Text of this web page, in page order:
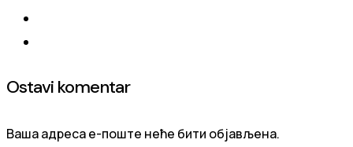
Ostavi komentar
Ваша адреса е-поште неће бити објављена.